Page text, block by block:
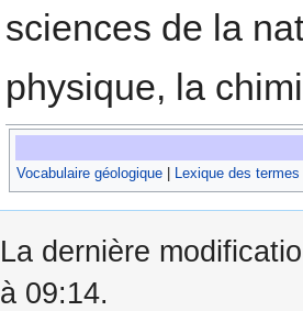
sciences de la
physique, la
Vocabulaire géologique| Lexique des
La dernière
à 09:14.